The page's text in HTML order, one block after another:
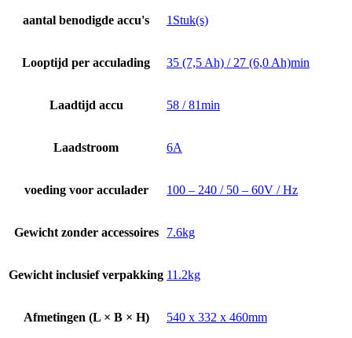
aantal benodigde accu's 1Stuk(s)
Looptijd per acculading 35 (7,5 Ah) / 27 (6,0 Ah)min
Laadtijd accu 58 / 81min
Laadstroom 6A
voeding voor acculader 100 – 240 / 50 – 60V / Hz
Gewicht zonder accessoires 7.6kg
Gewicht inclusief verpakking 11.2kg
Afmetingen (L × B × H) 540 x 332 x 460mm